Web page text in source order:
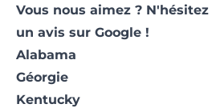
Vous nous aimez ?
un avis sur Google !
Alabama
Géorgie
Kentucky